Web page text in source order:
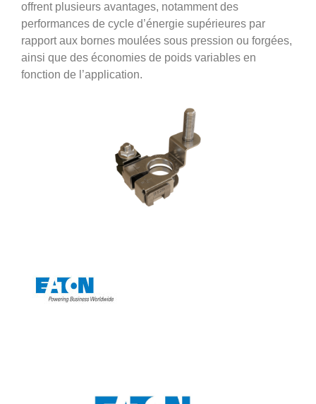
offrent plusieurs avantages, notamment des
performances de cycle d’énergie supérieures par
rapport aux bornes moulées sous pression ou forgées,
ainsi que des économies de poids variables en
fonction de l’application.